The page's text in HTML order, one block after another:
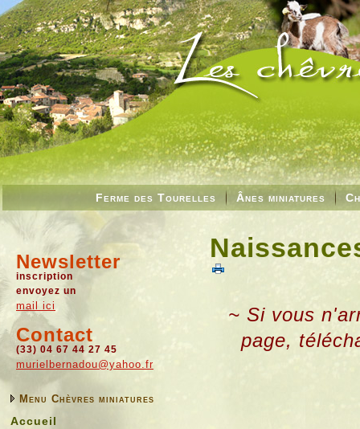
Ferme des Tourelles Ânes miniatures
Newsletter
inscription
envoyez un
mail ici
Contact
(33) 04 67 44 27 45
murielbernadou@yahoo.fr
Menu Chèvres miniatures
Accueil
~ Si vous
page,